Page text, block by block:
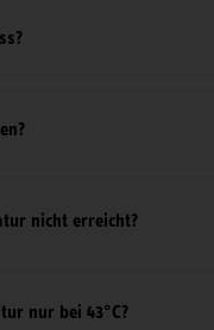
nicht erreicht?
nur bei 43°C?